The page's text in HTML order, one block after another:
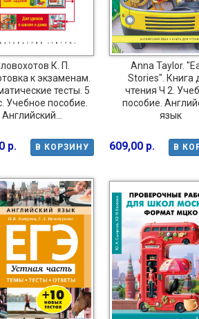
К. П.
к экзаменам.
тесты. 5
Учебное пособие.
Английский...
В КОРЗИНУ
р.
Anna Taylor.
Stories". Книга
чтения Ч 2.
пособие.
язык
В
609,00 р.